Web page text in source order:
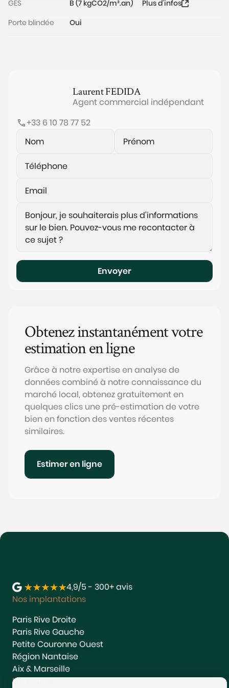
exposé sont disponibles sur le site
www.georisques.gouv.fr
GES
B (7 kgCO2/m².an)
Plus d'infos
Porte blindée
Oui
LaurentFEDIDA
Agent commercial indépendant
+33 6 10 78 77 52
Envoyer
Obtenez instantanément votre
estimation en ligne
Grâce à notre expertise en analyse de
données combiné à notre connaissance du
marché local, obtenez gratuitement en
quelques clics une pré-estimation de votre
bien en fonction des ventes récentes
similaires.
Estimer en ligne
4,9/5 - 300+ avis
Nos implantations
Paris Rive Droite
Paris Rive Gauche
Petite Couronne Ouest
Région Nantaise
Aix & Marseille
Nos services